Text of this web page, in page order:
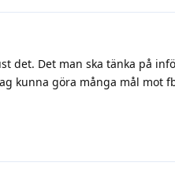
det. Det man ska tänka på
kunna göra många mål mot